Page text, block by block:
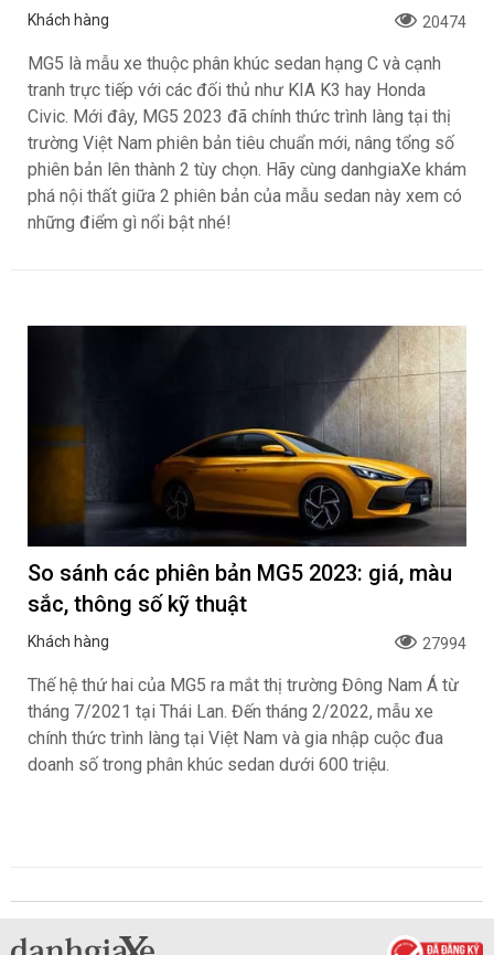
Khách hàng 20474
MG5 là mẫu xe thuộc phân khúc sedan hạng C và cạnh
tranh trực tiếp với các đối thủ như KIA K3 hay Honda
Civic. Mới đây, MG5 2023 đã chính thức trình làng tại thị
trường Việt Nam phiên bản tiêu chuẩn mới, nâng tổng số
phiên bản lên thành 2 tùy chọn. Hãy cùng danhgiaXe khám
phá nội thất giữa 2 phiên bản của mẫu sedan này xem có
những điểm gì nổi bật nhé!
So sánh các phiên bản MG5 2023: giá, màu
sắc, thông số kỹ thuật
Khách hàng 27994
Thế hệ thứ hai của MG5 ra mắt thị trường Đông Nam Á từ
tháng 7/2021 tại Thái Lan. Đến tháng 2/2022, mẫu xe
chính thức trình làng tại Việt Nam và gia nhập cuộc đua
doanh số trong phân khúc sedan dưới 600 triệu.